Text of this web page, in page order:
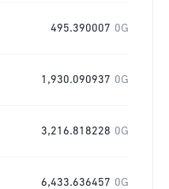
495.390007 0G
1,930.090937 0G
3,216.818228 0G
6,433.636457 0G